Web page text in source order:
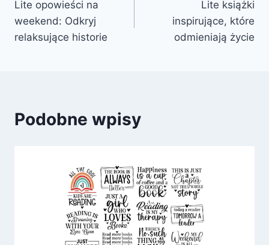
wpisu
Lite opowieści na
weekend: Odkryj
relaksujące historie
Lite książki
inspirujące, które
odmieniają życie
Podobne wpisy